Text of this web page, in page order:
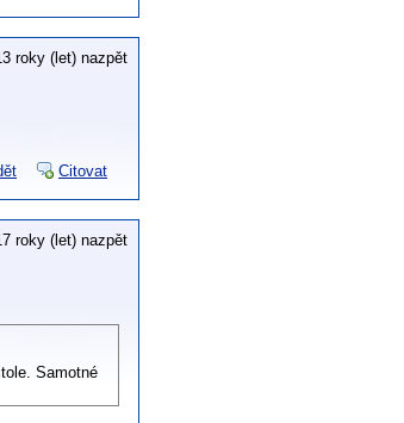
roky (let) nazpět
Citovat
roky (let) nazpět
Samotné